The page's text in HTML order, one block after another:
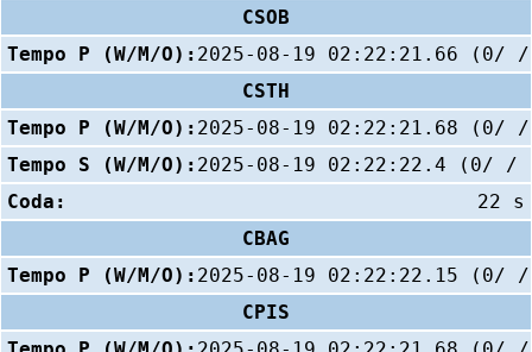
CSOB
Tempo P (W/M/O): 2025-08-19 02:22:21.66 (0/
CSTH
Tempo P (W/M/O): 2025-08-19 02:22:21.68 (0/
Tempo S (W/M/O): 2025-08-19 02:22:22.4 (0/ /
Coda:
22 s
CBAG
Tempo P (W/M/O): 2025-08-19 02:22:22.15 (0/
CPIS